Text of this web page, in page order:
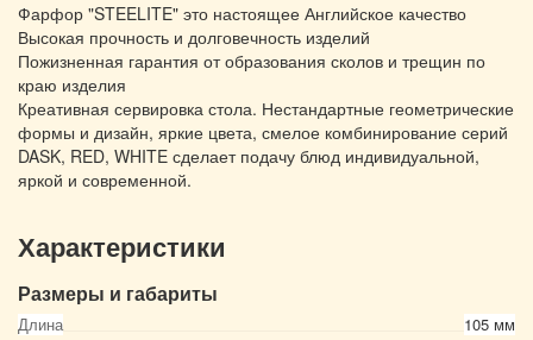
Фарфор "STEELITE" это настоящее Английское качество
Высокая прочность и долговечность изделий
Пожизненная гарантия от образования сколов и трещин по
краю изделия
Креативная сервировка стола. Нестандартные геометрические
формы и дизайн, яркие цвета, смелое комбинирование серий
DASK, RED, WHITE сделает подачу блюд индивидуальной,
яркой и современной.
Характеристики
Размеры и габариты
Длина
105 мм